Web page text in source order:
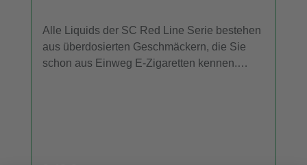
Alle Liquids der SC Red Line Serie bestehen
aus überdosierten Geschmäckern, die Sie
schon aus Einweg E-Zigaretten kennen.